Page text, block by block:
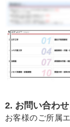
2. お問い合わ
お客様のご所属
メーカー別索引
販売元別索引
ご利用ガイド
研究機器オン